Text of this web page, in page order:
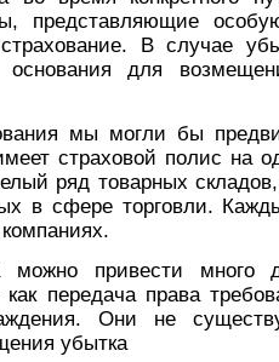
представляющие
В случае
основания для
мы могли бы
страховой полис на
ряд товарных
в сфере торговли.
привести много
передача права
Они не
убытка